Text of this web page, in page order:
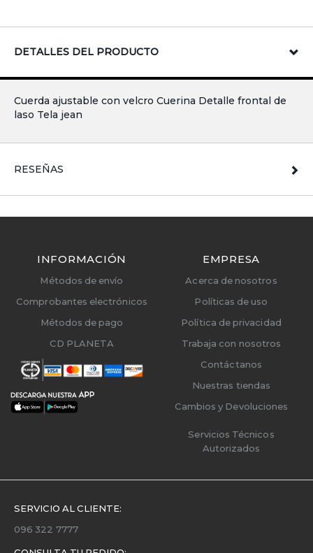
DETALLES DEL PRODUCTO
Cuerda ajustable con velcro Cuerina Detalle frontal de
laso Tela jean
RESEÑAS
INFORMACIÓN
Métodos de envío
Comprobantes electrónicos
Métodos de pago
CD PLANETA
EMPRESA
Acerca de nosotros
Políticas de uso
Política de privacidad
Trabaja con nosotros
Contáctanos
Nuestras tiendas
Cambios y Devoluciones
Servicios Técnicos
Autorizados
SERVICIO AL CLIENTE:
096 322 7777